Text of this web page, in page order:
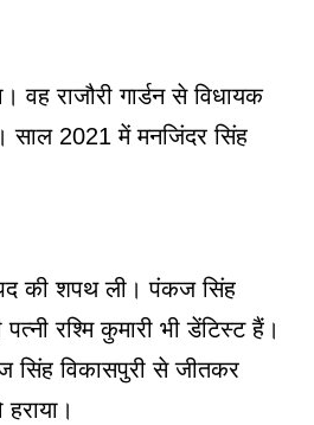
वह राजौरी गार्डन से विधायक
साल 2021 में मनजिंदर सिंह
की शपथ ली। पंकज सिंह
रश्मि कुमारी भी डेंटिस्ट हैं।
सिंह विकासपुरी से जीतकर